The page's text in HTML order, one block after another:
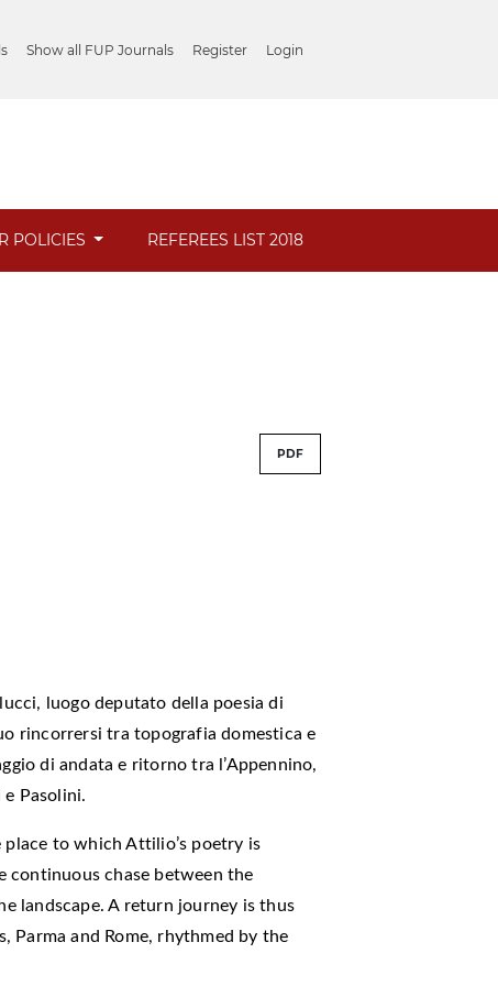
Show all FUP Journals Register Login
POLICIES REFEREES LIST 2018
PDF
luogo deputato della poesia di
rincorrersi tra topografia domestica e
di andata e ritorno tra l’Appennino,
e Pasolini.
to which Attilio’s poetry is
continuous chase between the
landscape. A return journey is thus
Parma and Rome, rhythmed by the